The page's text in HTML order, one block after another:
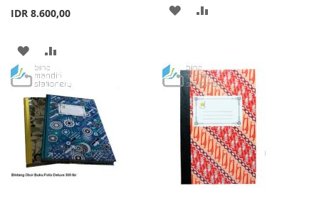
IDR 8.600,00
ADD
TO
WISH
LIST
TO
COMPARE
ADD
LIST